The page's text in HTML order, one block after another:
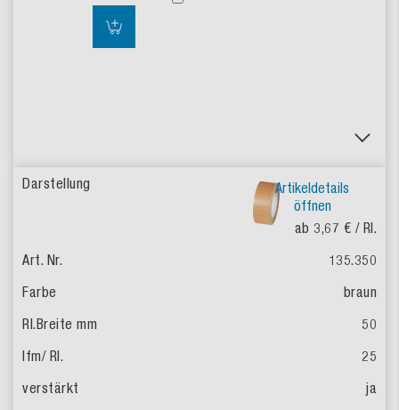
Artikeldetails
öffnen
ab 3,67 € / Rl.
135.350
braun
50
25
ja